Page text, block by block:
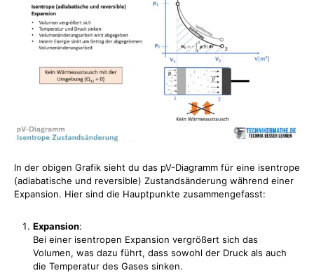
In der obigen Grafik sieht du das pV-Diagramm für eine isentrope
(adiabatische und reversible) Zustandsänderung während einer
Expansion. Hier sind die Hauptpunkte zusammengefasst:
Expansion:
Bei einer isentropen Expansion vergrößert sich das
Volumen, was dazu führt, dass sowohl der Druck als auch
die Temperatur des Gases sinken.